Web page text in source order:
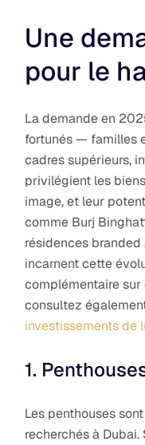
Une
pour le
La demande en
fortunés — familles
cadres supérieurs,
privilégient les
image, et leur
comme Burj
résidences
incarnent cette
complémentaire
consultez
investissements de
1.
Les penthouses
recherchés à